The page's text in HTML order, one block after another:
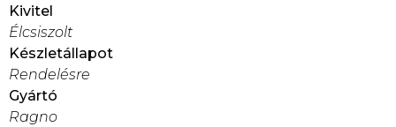
Kivitel
Élcsiszolt
Készletállapot
Rendelésre
Gyártó
Ragno